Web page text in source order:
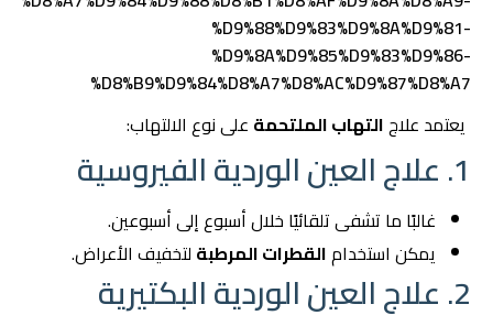
%D9%88%D9%83%D9%8A%D9%81-
%D9%8A%D9%85%D9%83%D9%86-
%D8%B9%D9%84%D8%A7%D8%AC%D9%87%D8%A7
يعتمد علاجالتهاب الملتحمة على نوع الالتهاب:
1. علاج العين الوردية الفيروسية
غالبًا ما تشفى تلقائيًا خلال أسبوع إلى أسبوعين.
يمكن استخدامالقطرات المرطبة لتخفيف الأعراض.
2. علاج العين الوردية البكتيرية